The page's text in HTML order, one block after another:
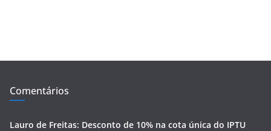
Comentários
Lauro de Freitas: Desconto de 10% na cota única do IPTU